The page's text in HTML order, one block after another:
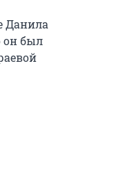
Данила
он был